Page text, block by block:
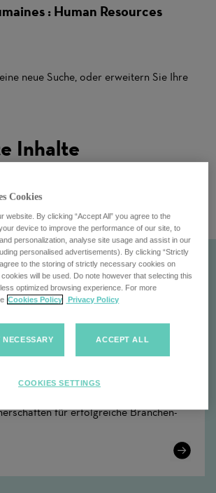
: Human Resources
neue Suche, oder erweitern Sie Ihre
Inhalte
für erfolgreiche Branchen-
Learn
Cookies
website. By clicking “Accept All” you agree to the
device to improve the performance of our site, to
personalization, analyse site usage and assist in our
personalised advertisements). By clicking “Strictly
to the storing of strictly necessary cookies on
will be used. Do note however that selecting this
optimized browsing experience. For more
Cookies Policy Privacy Policy
NECESSARY ACCEPT ALL
COOKIES SETTINGS